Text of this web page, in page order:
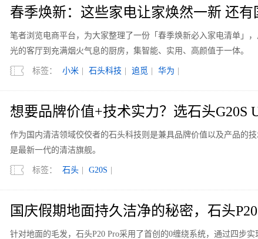
春季焕新：这些家电让家焕然一新 还有
笔者浏览电商平台，为大家整理了一份「春季焕新必入家电清单」
光的客厅到充满烟火气息的厨房，集智能、实用、高颜值于一体。
标签： 小米 石头科技 追觅 华为
想要品牌价值+技术实力？选石头G20S
作为国内清洁领域佼佼者的石头科技则是兼具品牌价值以及产品的
是最新一代的清洁旗舰。
标签： 石头 G20S
国庆假期地面持久洁净的秘密，石头
针对地面的毛发，石头P20 Pro采用了首创的0缠绕系统，通过四步实